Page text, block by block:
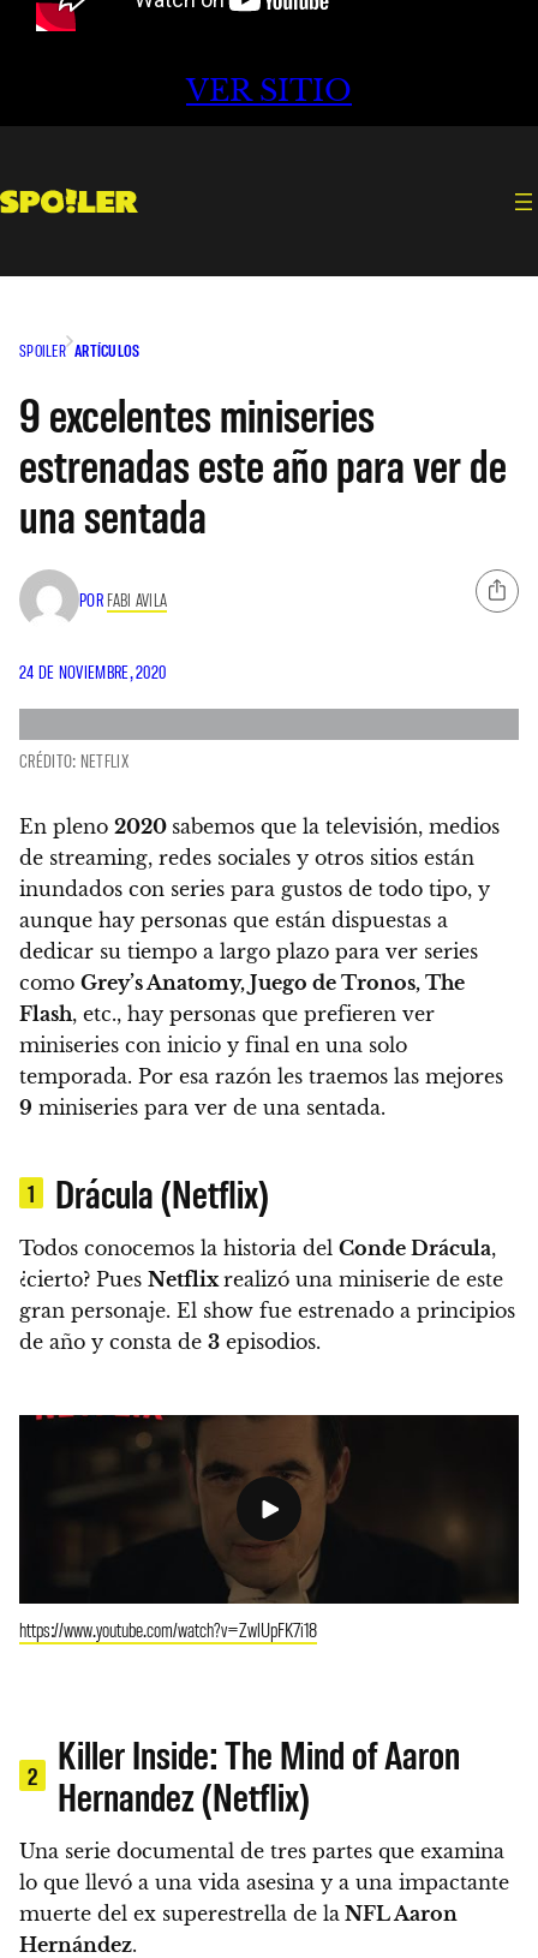
VER SITIO
SPOILER ARTÍCULOS
9 excelentes miniseries
estrenadas este año para ver de
una sentada
POR FABI AVILA
24 DE NOVIEMBRE, 2020
CRÉDITO: NETFLIX
En pleno 2020 sabemos que la televisión, medios
de streaming, redes sociales y otros sitios están
inundados con series para gustos de todo tipo, y
aunque hay personas que están dispuestas a
dedicar su tiempo a largo plazo para ver series
como Grey’s Anatomy, Juego de Tronos, The
Flash, etc., hay personas que prefieren ver
miniseries con inicio y final en una solo
temporada. Por esa razón les traemos las mejores
9 miniseries para ver de una sentada.
1 Drácula (Netflix)
Todos conocemos la historia del Conde Drácula,
¿cierto? Pues Netflix realizó una miniserie de este
gran personaje. El show fue estrenado a principios
de año y consta de 3 episodios.
https://www.youtube.com/watch?v=ZwlUpFK7i18
2
Killer Inside: The Mind of Aaron
Hernandez (Netflix)
Una serie documental de tres partes que examina
lo que llevó a una vida asesina y a una impactante
muerte del ex superestrella de la NFL Aaron
Hernández.